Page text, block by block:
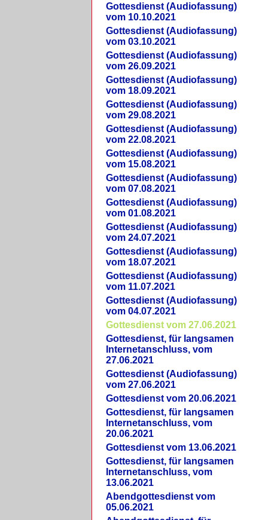
Gottesdienst (Audiofassung)
vom 10.10.2021
Gottesdienst (Audiofassung)
vom 03.10.2021
Gottesdienst (Audiofassung)
vom 26.09.2021
Gottesdienst (Audiofassung)
vom 18.09.2021
Gottesdienst (Audiofassung)
vom 29.08.2021
Gottesdienst (Audiofassung)
vom 22.08.2021
Gottesdienst (Audiofassung)
vom 15.08.2021
Gottesdienst (Audiofassung)
vom 07.08.2021
Gottesdienst (Audiofassung)
vom 01.08.2021
Gottesdienst (Audiofassung)
vom 24.07.2021
Gottesdienst (Audiofassung)
vom 18.07.2021
Gottesdienst (Audiofassung)
vom 11.07.2021
Gottesdienst (Audiofassung)
vom 04.07.2021
Gottesdienst vom 27.06.2021
Gottesdienst, für langsamen
Internetanschluss, vom
27.06.2021
Gottesdienst (Audiofassung)
vom 27.06.2021
Gottesdienst vom 20.06.2021
Gottesdienst, für langsamen
Internetanschluss, vom
20.06.2021
Gottesdienst vom 13.06.2021
Gottesdienst, für langsamen
Internetanschluss, vom
13.06.2021
Abendgottesdienst vom
05.06.2021